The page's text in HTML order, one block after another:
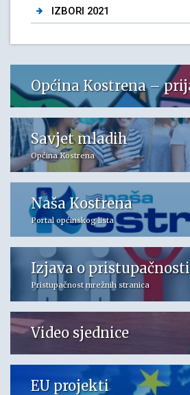
IZBORI 2021
Općina Kostrena –
Savjet mladih
Općina Kostrena
Naša Kostrena
Portal općinskog lista
Izjava o pristupačnosti
Pristupačnost mrežnih stranica
Video sjednice
EU projekti